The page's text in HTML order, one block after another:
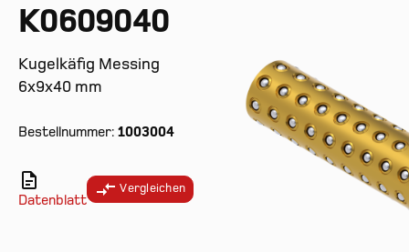
K0609040
Kugelkäfig Messing
6x9x40 mm
Bestellnummer: 1003004
Datenblatt
Vergleichen